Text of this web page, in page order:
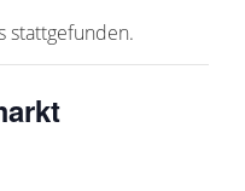
stattgefunden.